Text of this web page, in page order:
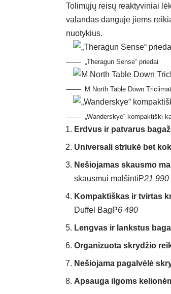
Tolimųjų reisų reaktyviniai
valandas danguje jiems
nuotykius.
„Theragun Sense“ priedai
M North Table Down
„Wanderskye“ kompaktiški
Erdvus ir patvarus
Universali striukė bet
Nešiojamas skausmo
skausmui malšintiP21 990
Kompaktiškas ir tvirtas
Duffel BagP6 490
Lengvas ir lankstus
Organizuota skrydžio
Nešiojama pagalvėlė
Apsauga ilgoms